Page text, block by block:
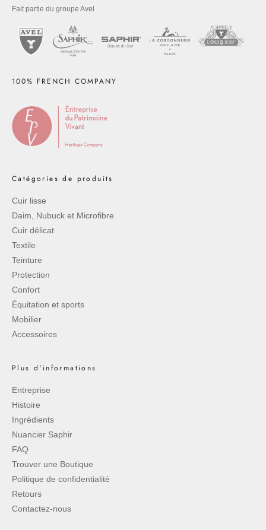
Fait partie du groupe Avel
100% FRENCH COMPANY
Catégories de produits
Cuir lisse
Daim, Nubuck et Microfibre
Cuir délicat
Textile
Teinture
Protection
Confort
Équitation et sports
Mobilier
Accessoires
Plus d'informations
Entreprise
Histoire
Ingrédients
Nuancier Saphir
FAQ
Trouver une Boutique
Politique de confidentialité
Retours
Contactez-nous